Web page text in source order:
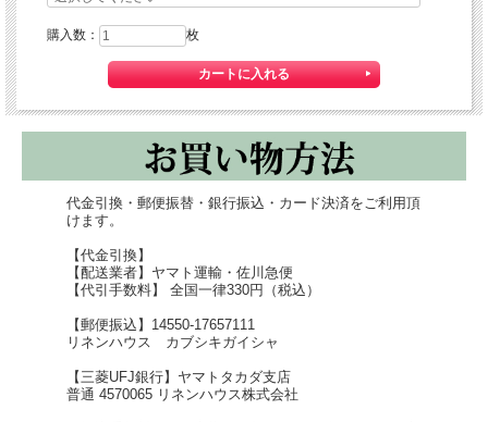
奈良は、古くから蚊帳の産地だったことから
蚊帳生地素材のふきんは、台ふきんとして親しまれてき
ました。
購入数： 枚
代金引換・郵便振替・銀行振込・カード決済をご利用頂
けます。
【代金引換】
【配送業者】ヤマト運輸・佐川急便
【代引手数料】 全国一律330円（税込）
【郵便振込】14550-17657111
リネンハウス カブシキガイシャ
【三菱UFJ銀行】ヤマトタカダ支店
普通 4570065 リネンハウス株式会社